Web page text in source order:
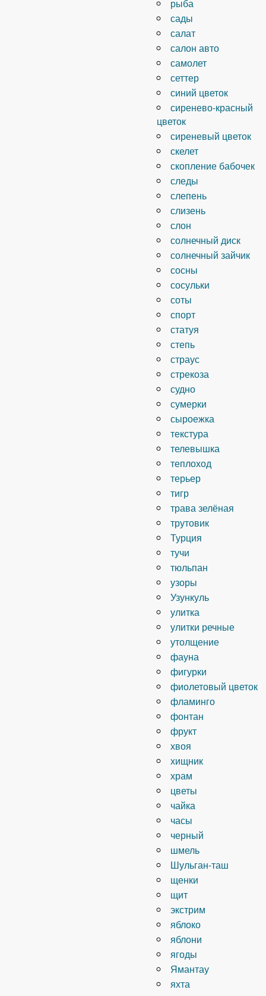
рыба
сады
салат
салон авто
самолет
сеттер
синий цветок
сиренево-красный
цветок
сиреневый цветок
скелет
скопление бабочек
следы
слепень
слизень
слон
солнечный диск
солнечный зайчик
сосны
сосульки
соты
спорт
статуя
степь
страус
стрекоза
судно
сумерки
сыроежка
текстура
телевышка
теплоход
терьер
тигр
трава зелёная
трутовик
Турция
тучи
тюльпан
узоры
Узункуль
улитка
улитки речные
утолщение
фауна
фигурки
фиолетовый цветок
фламинго
фонтан
фрукт
хвоя
хищник
храм
цветы
чайка
часы
черный
шмель
Шульган-таш
щенки
щит
экстрим
яблоко
яблони
ягоды
Ямантау
яхта